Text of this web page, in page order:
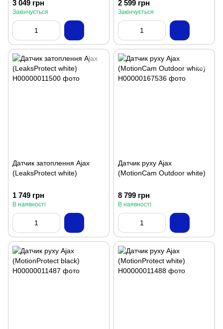
3 049 грн
Закінчується
2 599 грн
Закінчується
Датчик затоплення Ajax
(LeaksProtect white)
1 749 грн
В наявності
Датчик руху Ajax
(MotionCam Outdoor white)
8 799 грн
В наявності